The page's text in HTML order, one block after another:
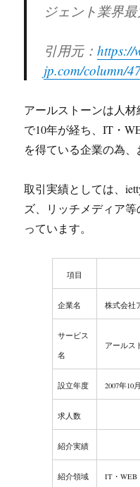
ジェント業界最
引用元：https://
jp.com/column/
アールストーンは人
で10年が経ち、IT・
を得ている企業の為、
取引実績としては、
ズ、リッチメディア
っています。
項目
企業名 株式会社
サービス
名
アールス
設立年度 2007年10月
求人数
紹介実績
紹介領域 IT・WEB